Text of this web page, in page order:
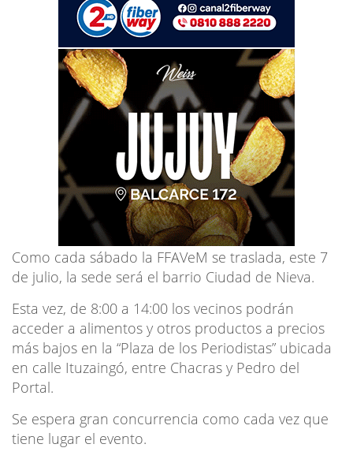
Como cada sábado la FFAVeM se traslada, este 7
de julio, la sede será el barrio Ciudad de Nieva.
Esta vez, de 8:00 a 14:00 los vecinos podrán
acceder a alimentos y otros productos a precios
más bajos en la “Plaza de los Periodistas” ubicada
en calle Ituzaingó, entre Chacras y Pedro del
Portal.
Se espera gran concurrencia como cada vez que
tiene lugar el evento.